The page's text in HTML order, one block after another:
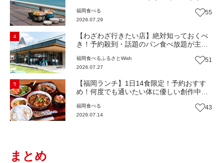
堂』（福岡市西区）【まち歩き】
福岡食べる
2026.07.29
55
4
【わざわざ行きたい店】絶対知っておくべ
き！予約殺到・話題のパン食べ放題が主
『bound garden』（福岡・新宮町）【まち
歩き】
福岡食べる ふるさとWish
2026.07.27
51
5
【福岡ランチ】1日14食限定！予約おすす
め！何度でも通いたい体に優しい創作中華
【まち歩き】
福岡食べる
2026.07.14
43
まとめ